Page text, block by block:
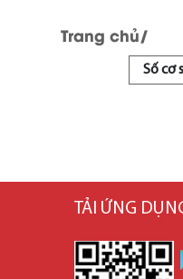
Trang chủ/
Số cơ
TẢI ỨNG